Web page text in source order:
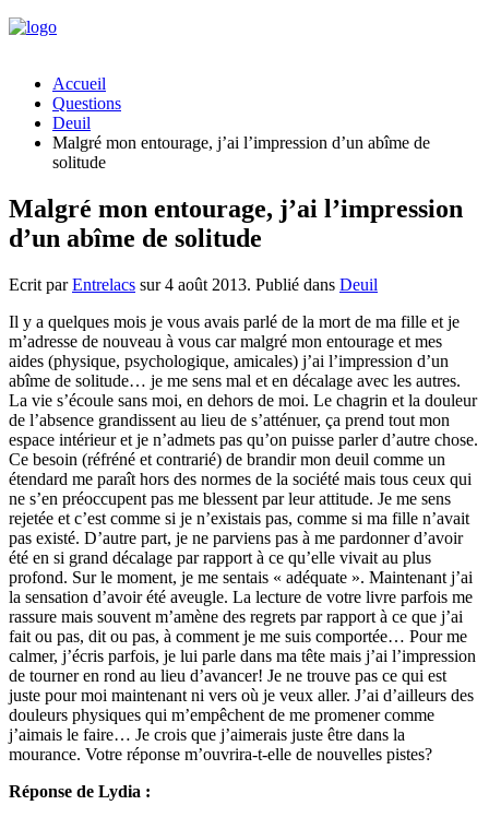
Accueil
Questions
Deuil
Malgré mon entourage, j’ai l’impression d’un abîme de
solitude
Malgré mon entourage, j’ai l’impression
d’un abîme de solitude
Ecrit parEntrelacs sur4 août 2013. Publié dans Deuil
Il y a quelques mois je vous avais parlé de la mort de ma fille et je
m’adresse de nouveau à vous car malgré mon entourage et mes
aides (physique, psychologique, amicales) j’ai l’impression d’un
abîme de solitude… je me sens mal et en décalage avec les autres.
La vie s’écoule sans moi, en dehors de moi. Le chagrin et la douleur
de l’absence grandissent au lieu de s’atténuer, ça prend tout mon
espace intérieur et je n’admets pas qu’on puisse parler d’autre chose.
Ce besoin (réfréné et contrarié) de brandir mon deuil comme un
étendard me paraît hors des normes de la société mais tous ceux qui
ne s’en préoccupent pas me blessent par leur attitude. Je me sens
rejetée et c’est comme si je n’existais pas, comme si ma fille n’avait
pas existé. D’autre part, je ne parviens pas à me pardonner d’avoir
été en si grand décalage par rapport à ce qu’elle vivait au plus
profond. Sur le moment, je me sentais « adéquate ». Maintenant j’ai
la sensation d’avoir été aveugle. La lecture de votre livre parfois me
rassure mais souvent m’amène des regrets par rapport à ce que j’ai
fait ou pas, dit ou pas, à comment je me suis comportée… Pour me
calmer, j’écris parfois, je lui parle dans ma tête mais j’ai l’impression
de tourner en rond au lieu d’avancer! Je ne trouve pas ce qui est
juste pour moi maintenant ni vers où je veux aller. J’ai d’ailleurs des
douleurs physiques qui m’empêchent de me promener comme
j’aimais le faire… Je crois que j’aimerais juste être dans la
mourance. Votre réponse m’ouvrira-t-elle de nouvelles pistes?
Réponse de Lydia :